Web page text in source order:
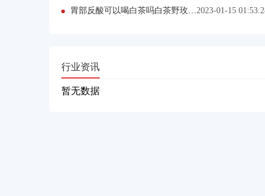
2023-01-15
胃部反酸可以喝白茶吗白茶野玫瑰真假鉴别视频
行业资讯
暂无数据